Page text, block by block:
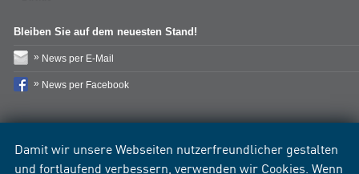
Damit wir unsere Webseiten nutzerfreundlicher gestalten
und fortlaufend verbessern, verwenden wir Cookies. Wenn
Bleiben Sie auf dem neuesten Stand!
News per E-Mail
News per Facebook